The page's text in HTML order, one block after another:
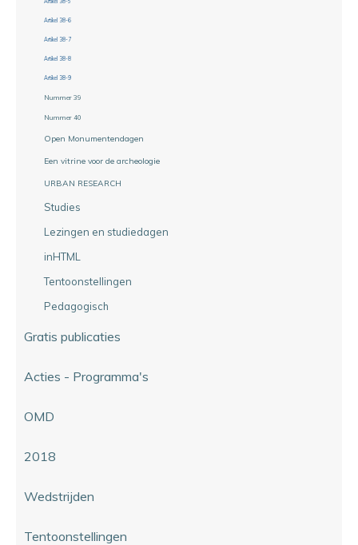
Artikel 38-6
Artikel 38-7
Artikel 38-8
Artikel 38-9
Nummer 39
Nummer 40
Open Monumentendagen
Een vitrine voor de archeologie
URBAN RESEARCH
Studies
Lezingen en studiedagen
inHTML
Tentoonstellingen
Pedagogisch
Gratis publicaties
Acties - Programma's
OMD
2018
Wedstrijden
Tentoonstellingen